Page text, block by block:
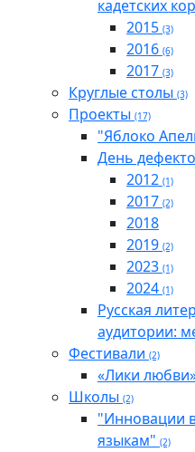
кадетских
2015 (3)
2016 (6)
2017 (3)
Круглые столы (3)
Проекты (17)
"Яблоко
День
2012 (1)
2017 (2)
2018
2019 (2)
2023 (1)
2024 (1)
Русская
аудитории:
Фестивали (2)
«Лики
Школы (2)
"Инновации
языкам" (2)